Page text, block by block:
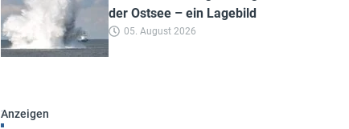
der Ostsee – ein Lagebild
05. August 2026
Anzeigen